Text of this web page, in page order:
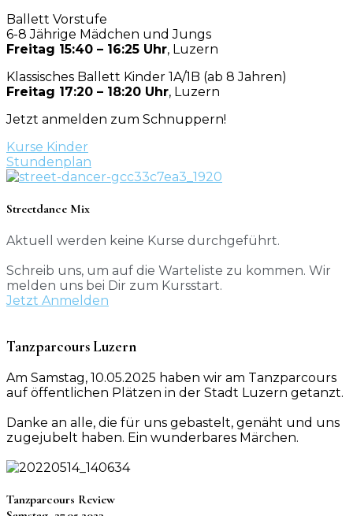
Ballett Vorstufe
6-8 Jährige Mädchen und Jungs
Freitag 15:40 – 16:25 Uhr, Luzern
Klassisches Ballett Kinder 1A/1B (ab 8 Jahren)
Freitag 17:20 – 18:20 Uhr, Luzern
Jetzt anmelden zum Schnuppern!
Kurse Kinder
Stundenplan
Streetdance Mix
Aktuell werden keine Kurse durchgeführt.
Schreib uns, um auf die Warteliste zu kommen. Wir
melden uns bei Dir zum Kursstart.
Jetzt Anmelden
Tanzparcours Luzern
Am Samstag, 10.05.2025 haben wir am Tanzparcours
auf öffentlichen Plätzen in der Stadt Luzern getanzt.
Danke an alle, die für uns gebastelt, genäht und uns
zugejubelt haben. Ein wunderbares Märchen.
Tanzparcours Review